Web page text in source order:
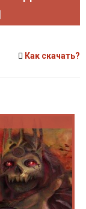
Как скачать?